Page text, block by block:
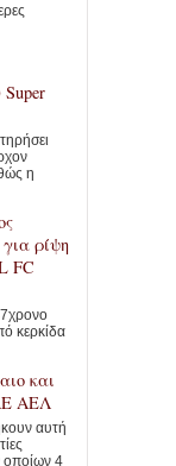
η
ρίψη
FC
κερκίδα
και
ΑΕΛ
αυτή
οποίων 4